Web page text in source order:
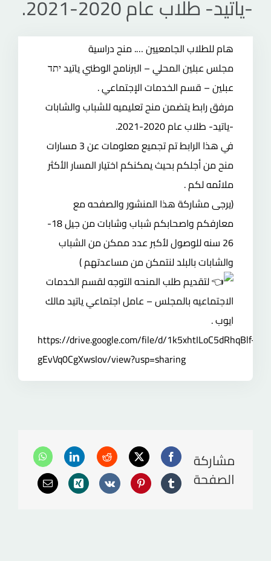
صفحة المجلس
-ياتيد- طلاب عام 2020-2021.
هام للطلاب الجامعيين …. منح دراسية
مجلس عبلين المحلي – البرنامج الوطني ياتيد יתד
عبلين – قسم الخدمات الإجتماعي .
مرفق رابط يتضمن منح تعليميه للشباب والشابات
-ياتيد- طلاب عام 2020-2021.
في هذا الرابط تم تجميع معلومات عن 3 مسارات
منح من أجلكم بحيث يمكنكم اختيار المسار الأكثر
ملائمه لكم .
(يرجى مشاركة هذا المنشور والصفحه مع
معارفكم واصحابكم شباب وشابات من جيل 18-
26 سنه للوصول لأكبر عدد ممكن من الشباب
والشابات بالبلد لنتمكن من مساعدتهم )
لتقديم طلب المنحه التوجه لقسم الخدمات
الاجتماعيه بالمجلس – عامل اجتماعي ياتيد مالك
ايوب .
https://drive.google.com/file/d/1k5xhtILoC5dRhqBlf-
gEvVq0CgXwsIov/view?usp=sharing
مشاركة
الصفحة